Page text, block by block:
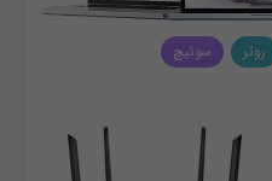
روتر سوئیچ